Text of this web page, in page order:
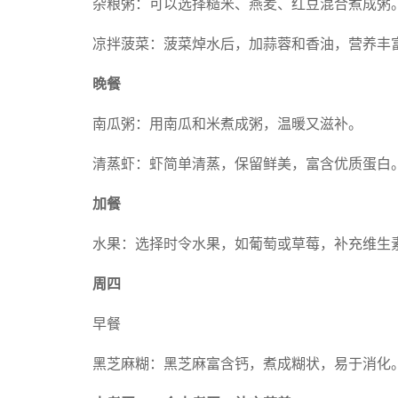
杂粮粥：可以选择糙米、燕麦、红豆混合煮成粥。
凉拌菠菜：菠菜焯水后，加蒜蓉和香油，营养丰
晚餐
南瓜粥：用南瓜和米煮成粥，温暖又滋补。
清蒸虾：虾简单清蒸，保留鲜美，富含优质蛋白。
加餐
水果：选择时令水果，如葡萄或草莓，补充维生
周四
早餐
黑芝麻糊：黑芝麻富含钙，煮成糊状，易于消化。